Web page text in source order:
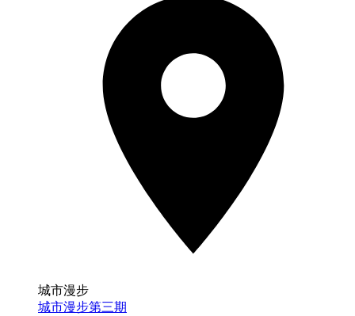
城市漫步
城市漫步第三期